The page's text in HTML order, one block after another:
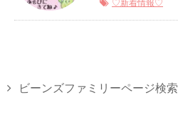
♡新着情報♡
ビーンズファミリーページ検索